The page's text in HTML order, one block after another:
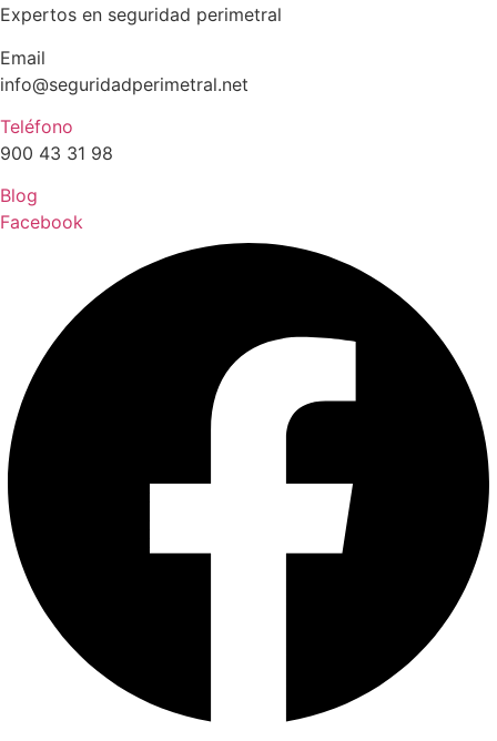
Expertos en seguridad perimetral
Email
info@seguridadperimetral.net
Teléfono
900 43 31 98
Blog
Facebook